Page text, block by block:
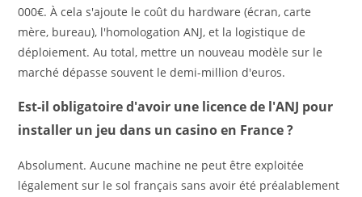
000€. À cela s'ajoute le coût du hardware (écran, carte
mère, bureau), l'homologation ANJ, et la logistique de
déploiement. Au total, mettre un nouveau modèle sur le
marché dépasse souvent le demi-million d'euros.
Est-il obligatoire d'avoir une licence de l'ANJ pour
installer un jeu dans un casino en France ?
Absolument. Aucune machine ne peut être exploitée
légalement sur le sol français sans avoir été préalablement